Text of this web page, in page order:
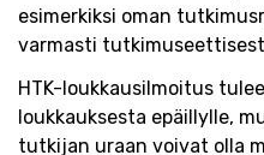
esimerkiksi oman
varmasti
HTK-loukkausilmoitus
loukkauksesta epäillylle,
tutkijan uraan voivat olla